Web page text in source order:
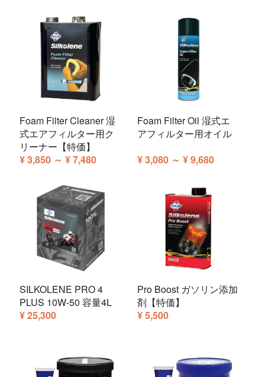
Foam Filter Cleaner 湿
式エアフィルター用ク
リーナー【特価】
¥ 3,850 ～ ¥ 7,480
Foam Filter Oil 湿式エ
アフィルター用オイル
¥ 3,080 ～ ¥ 9,680
SILKOLENE PRO 4
PLUS 10W-50 容量4L
¥ 25,300
Pro Boost ガソリン添加
剤【特価】
¥ 5,500